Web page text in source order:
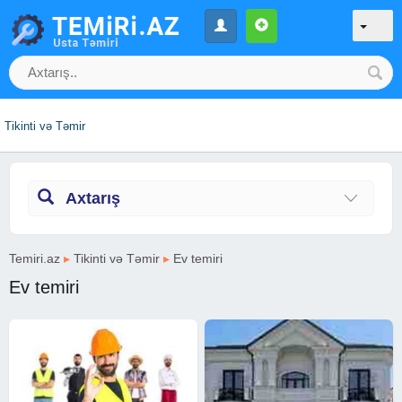
Tikinti və Təmir
Axtarış
Temiri.az ▸ Tikinti və Təmir ▸ Ev temiri
Ev temiri